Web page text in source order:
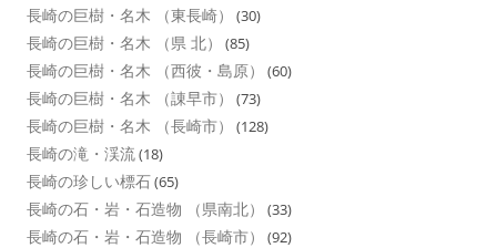
長崎の巨樹・名木 （東長崎） (30)
長崎の巨樹・名木 （県 北） (85)
長崎の巨樹・名木 （西彼・島原） (60)
長崎の巨樹・名木 （諌早市） (73)
長崎の巨樹・名木 （長崎市） (128)
長崎の滝・渓流(18)
長崎の珍しい標石(65)
長崎の石・岩・石造物 （県南北） (33)
長崎の石・岩・石造物 （長崎市） (92)